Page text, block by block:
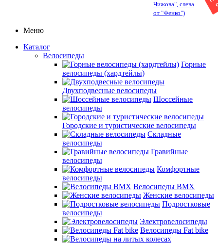
Чижова", слева
от "Фенко")
Меню
Каталог
Велосипеды
Горные
велосипеды (хардтейлы)
Двухподвесные велосипеды
Шоссейные
велосипеды
Городские и туристические велосипеды
Складные
велосипеды
Гравийные
велосипеды
Комфортные
велосипеды
Велосипеды BMX
Женские велосипеды
Подростковые
велосипеды
Электровелосипеды
Велосипеды Fat bike